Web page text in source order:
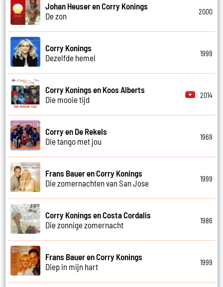
Johan Heuser en Corry Konings
De zon
2000
Corry Konings
Dezelfde hemel
1999
Corry Konings en Koos Alberts
Die mooie tijd
2014
Corry en De Rekels
Die tango met jou
1969
Frans Bauer en Corry Konings
Die zomernachten van San Jose
1999
Corry Konings en Costa Cordalis
Die zonnige zomernacht
1986
Frans Bauer en Corry Konings
Diep in mijn hart
1999